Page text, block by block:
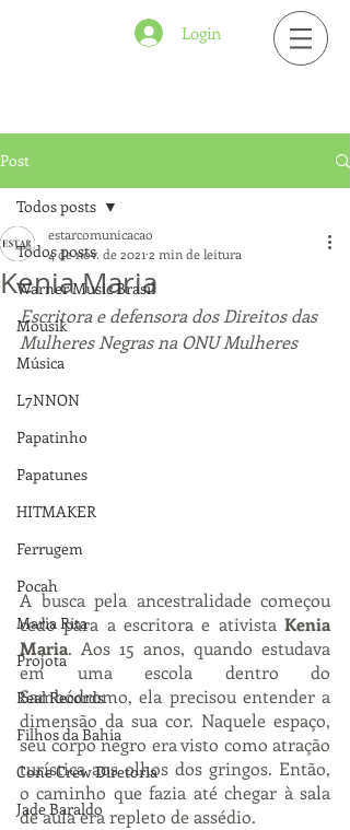
Login
Post
Todos posts
Warner Music Brasil
Mousik
Música
L7NNON
Papatinho
Papatunes
HITMAKER
Ferrugem
Pocah
Maria Rita
Projota
Real Records
Filhos da Bahia
Cone Crew Diretoria
Jade Baraldo
Todos posts
Kenia Maria
estarcomunicacao
4 de nov. de 2021 2 min de leitura
Escritora e defensora dos Direitos das
Mulheres Negras na ONU Mulheres
A busca pela ancestralidade começou
cedo para a escritora e ativista Kenia
Maria. Aos 15 anos, quando estudava
em uma escola dentro do
Sambódromo, ela precisou entender a
dimensão da sua cor. Naquele espaço,
seu corpo negro era visto como atração
turística aos olhos dos gringos. Então,
o caminho que fazia até chegar à sala
de aula era repleto de assédio.